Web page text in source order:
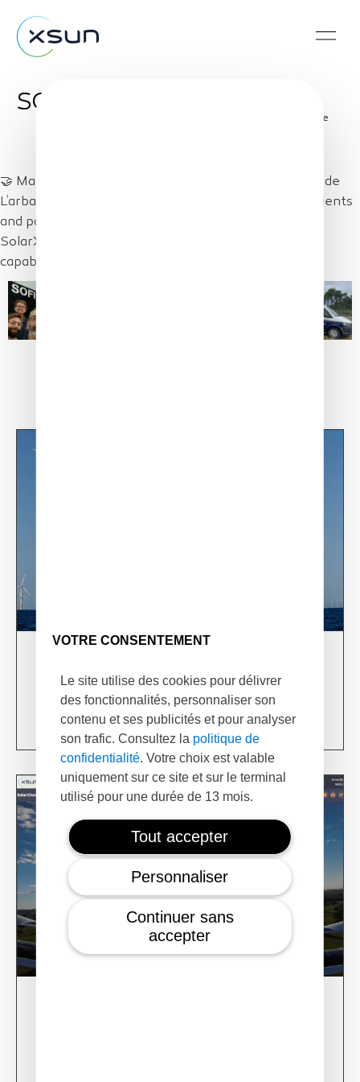
SOFINS
Share
🤝 Many thanks to all the team at SOFINS, le Cercle de
L’arbalète & XSun team. Three fantastic days with clients
and partners. All days with sun, wind, gust and rain
SolarXOne has been in the air showing its incredible
capabilities and streaming live VHR video data.
XSun & TotalEnergies on prospection mission in
USA
Learn more
VOTRE CONSENTEMENT
Le site utilise des cookies pour délivrer
des fonctionnalités, personnaliser son
contenu et ses publicités et pour analyser
son trafic. Consultez la politique de
confidentialité. Votre choix est valable
uniquement sur ce site et sur le terminal
utilisé pour une durée de 13 mois.
Tout accepter
Personnaliser
Continuer sans
accepter